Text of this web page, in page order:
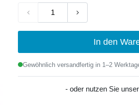
In den
Gewöhnlich versandfertig in 1–2
- oder nutzen Sie